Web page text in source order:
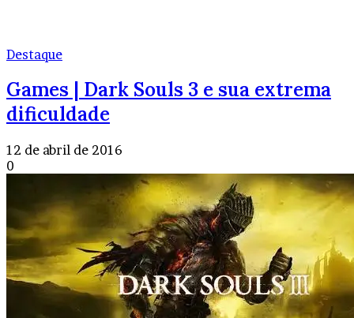
Destaque
Games | Dark Souls 3 e sua extrema
dificuldade
12 de abril de 2016
0